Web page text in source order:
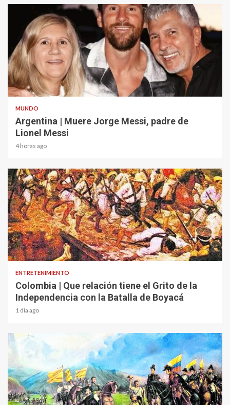
2 min read
MUNDO
Argentina | Muere Jorge Messi, padre de
Lionel Messi
4 horas ago
1 min read
ENTRETENIMIENTO
Colombia | Que relación tiene el Grito de la
Independencia con la Batalla de Boyacá
1 día ago